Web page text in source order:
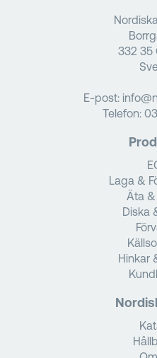
332 35
E-post:
Telefon:
Laga &
Äta &
Diska
Hinkar